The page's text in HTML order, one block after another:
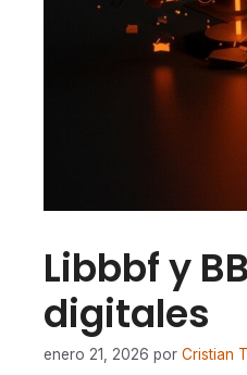
Libbbf y
digitales
enero 21, 2026 por Cristian